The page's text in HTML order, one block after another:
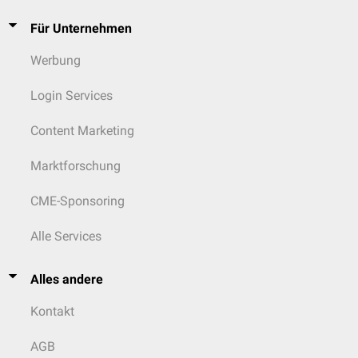
Für Unternehmen
Werbung
Login Services
Content Marketing
Marktforschung
CME-Sponsoring
Alle Services
Alles andere
Kontakt
AGB